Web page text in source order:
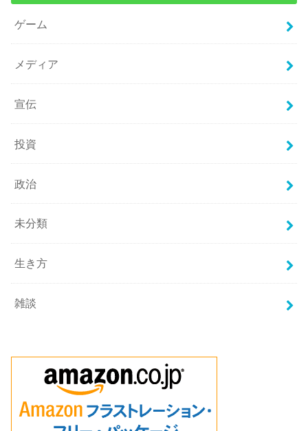
ゲーム
メディア
宣伝
投資
政治
未分類
生き方
雑談